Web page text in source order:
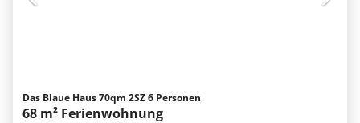
Das Blaue Haus 70qm 2SZ 6 Personen
68 m² Ferienwohnung